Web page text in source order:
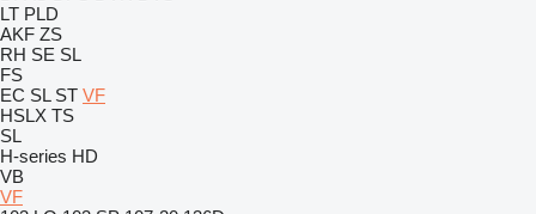
LT PLD
AKF ZS
RH SE SL
FS
EC SL ST VF
HSLX TS
SL
H-series HD
VB
VF